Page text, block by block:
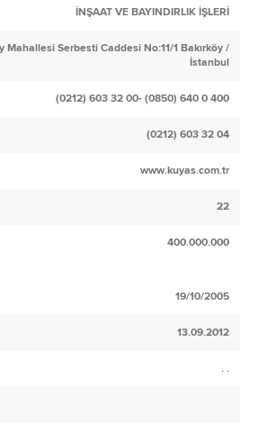
İNŞAAT VE BAYINDIRLIK İŞLERİ
Mahallesi Serbesti Caddesi No:11/1 Bakırköy /
İstanbul
(0212) 603 32 00- (0850) 640 0 400
(0212) 603 32 04
www.kuyas.com.tr
22
400.000.000
19/10/2005
13.09.2012
. .